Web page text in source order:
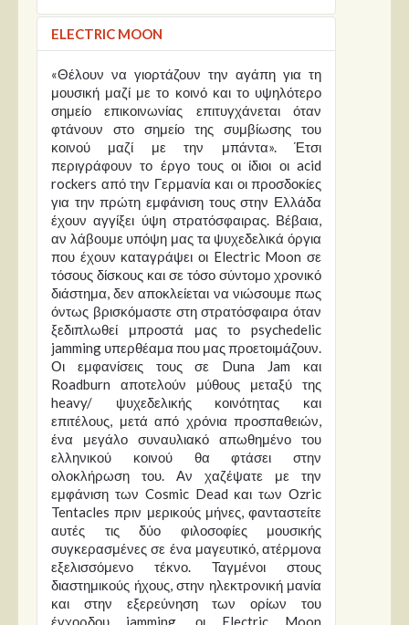
ELECTRIC MOON
«Θέλουν να γιορτάζουν την αγάπη για τη
μουσική μαζί με το κοινό και το υψηλότερο
σημείο επικοινωνίας επιτυγχάνεται όταν
φτάνουν στο σημείο της συμβίωσης του
κοινού μαζί με την μπάντα». Έτσι
περιγράφουν το έργο τους οι ίδιοι οι acid
rockers από την Γερμανία και οι προσδοκίες
για την πρώτη εμφάνιση τους στην Ελλάδα
έχουν αγγίξει ύψη στρατόσφαιρας. Βέβαια,
αν λάβουμε υπόψη μας τα ψυχεδελικά όργια
που έχουν καταγράψει οι Electric Moon σε
τόσους δίσκους και σε τόσο σύντομο χρονικό
διάστημα, δεν αποκλείεται να νιώσουμε πως
όντως βρισκόμαστε στη στρατόσφαιρα όταν
ξεδιπλωθεί μπροστά μας το psychedelic
jamming υπερθέαμα που μας προετοιμάζουν.
Οι εμφανίσεις τους σε Duna Jam και
Roadburn αποτελούν μύθους μεταξύ της
heavy/ ψυχεδελικής κοινότητας και
επιτέλους, μετά από χρόνια προσπαθειών,
ένα μεγάλο συναυλιακό απωθημένο του
ελληνικού κοινού θα φτάσει στην
ολοκλήρωση του. Αν χαζέψατε με την
εμφάνιση των Cosmic Dead και των Οzric
Tentacles πριν μερικούς μήνες, φανταστείτε
αυτές τις δύο φιλοσοφίες μουσικής
συγκερασμένες σε ένα μαγευτικό, ατέρμονα
εξελισσόμενο τέκνο. Ταγμένοι στους
διαστημικούς ήχους, στην ηλεκτρονική μανία
και στην εξερεύνηση των ορίων του
έγχορδου jamming, οι Electric Moon